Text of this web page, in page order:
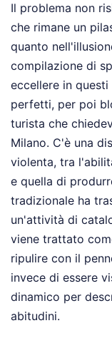
Il problema non
che rimane un
quanto
compilazione di
eccellere in
perfetti, per poi
turista che
Milano. C'è una
violenta, tra
e quella di
tradizionale ha
un'attività di
viene trattato
ripulire con il
invece di essere
dinamico per
abitudini.